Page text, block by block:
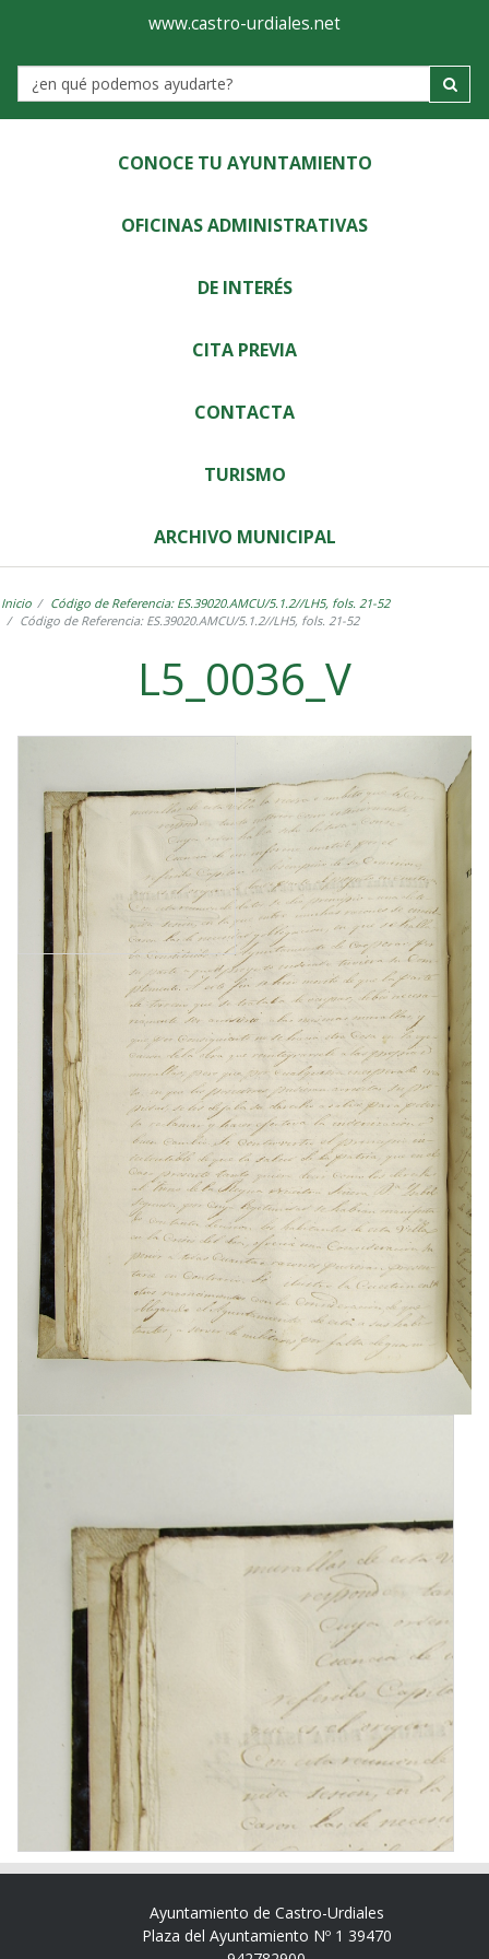
Ayuntamiento
de
Castro-
Urdiales
www.castro-urdiales.net
Label
CONOCE TU AYUNTAMIENTO
OFICINAS ADMINISTRATIVAS
DE INTERÉS
CITA PREVIA
CONTACTA
TURISMO
ARCHIVO MUNICIPAL
Inicio
Código de Referencia: ES.39020.AMCU/5.1.2//LH5, fols. 21-52
Código de Referencia: ES.39020.AMCU/5.1.2//LH5, fols. 21-52
L5_0036_V
Ayuntamiento de Castro-Urdiales
Plaza del Ayuntamiento Nº 1 39470